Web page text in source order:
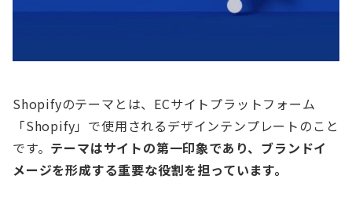
Shopifyのテーマとは、ECサイトプラットフォーム
「Shopify」で使用されるデザインテンプレートのこと
です。 テーマはサイトの第一印象であり、ブランドイ
メージを形成する重要な役割を担っています。